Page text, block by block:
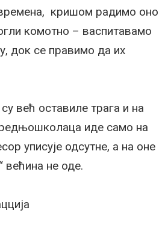
кришом радимо оно
комотно – васпитавамо
док се правимо да их
већ оставиле трага и на
иде само на
уписује одсутне, а на оне
већина не оде.